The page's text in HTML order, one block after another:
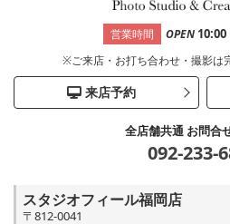
営業時間 OPEN 10:00
※ご来店・お打ち合わせ・撮影は
来店予約
全店舗共通 お問合
092-233-
スタジオフィール福岡店
〒812-0041